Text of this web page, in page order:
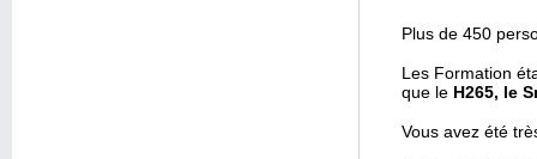
Plus de 450
Les Formation
que le H265, le
Vous avez été